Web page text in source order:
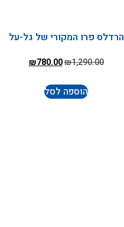
הרדלס פרו המקורי של גל-על
₪1,290.00
₪780.00
הוספה לסל